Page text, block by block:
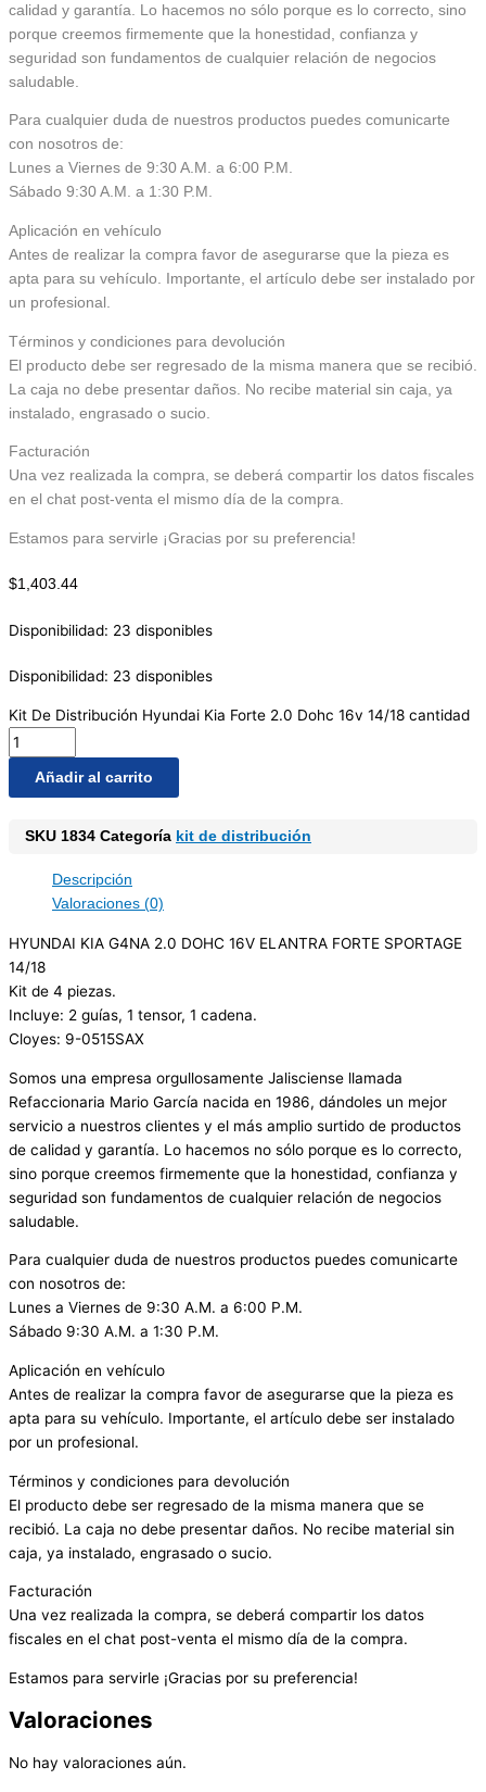
calidad y garantía. Lo hacemos no sólo porque es lo correcto, sino
porque creemos firmemente que la honestidad, confianza y
seguridad son fundamentos de cualquier relación de negocios
saludable.
Para cualquier duda de nuestros productos puedes comunicarte
con nosotros de:
Lunes a Viernes de 9:30 A.M. a 6:00 P.M.
Sábado 9:30 A.M. a 1:30 P.M.
Aplicación en vehículo
Antes de realizar la compra favor de asegurarse que la pieza es
apta para su vehículo. Importante, el artículo debe ser instalado por
un profesional.
Términos y condiciones para devolución
El producto debe ser regresado de la misma manera que se recibió.
La caja no debe presentar daños. No recibe material sin caja, ya
instalado, engrasado o sucio.
Facturación
Una vez realizada la compra, se deberá compartir los datos fiscales
en el chat post-venta el mismo día de la compra.
Estamos para servirle ¡Gracias por su preferencia!
$1,403.44
Disponibilidad: 23 disponibles
Disponibilidad: 23 disponibles
Kit De Distribución Hyundai Kia Forte 2.0 Dohc 16v 14/18 cantidad
Añadir al carrito
SKU 1834 Categoría kit de distribución
Descripción
Valoraciones (0)
HYUNDAI KIA G4NA 2.0 DOHC 16V ELANTRA FORTE SPORTAGE
14/18
Kit de 4 piezas.
Incluye: 2 guías, 1 tensor, 1 cadena.
Cloyes: 9-0515SAX
Somos una empresa orgullosamente Jalisciense llamada
Refaccionaria Mario García nacida en 1986, dándoles un mejor
servicio a nuestros clientes y el más amplio surtido de productos
de calidad y garantía. Lo hacemos no sólo porque es lo correcto,
sino porque creemos firmemente que la honestidad, confianza y
seguridad son fundamentos de cualquier relación de negocios
saludable.
Para cualquier duda de nuestros productos puedes comunicarte
con nosotros de:
Lunes a Viernes de 9:30 A.M. a 6:00 P.M.
Sábado 9:30 A.M. a 1:30 P.M.
Aplicación en vehículo
Antes de realizar la compra favor de asegurarse que la pieza es
apta para su vehículo. Importante, el artículo debe ser instalado
por un profesional.
Términos y condiciones para devolución
El producto debe ser regresado de la misma manera que se
recibió. La caja no debe presentar daños. No recibe material sin
caja, ya instalado, engrasado o sucio.
Facturación
Una vez realizada la compra, se deberá compartir los datos
fiscales en el chat post-venta el mismo día de la compra.
Estamos para servirle ¡Gracias por su preferencia!
Valoraciones
No hay valoraciones aún.